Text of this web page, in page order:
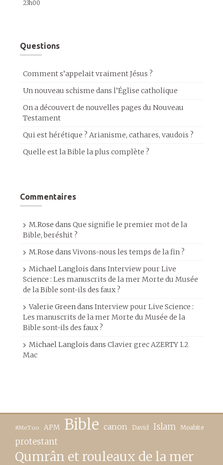
23h00
Questions
Comment s’appelait vraiment Jésus ?
Un nouveau schisme dans l’Église catholique
On a découvert de nouvelles pages du Nouveau
Testament
Qui est hérétique ? Arianisme, cathares, vaudois ?
Quelle est la Bible la plus complète ?
Commentaires
M.Rose dans Que signifie le premier mot de la
Bible, beréshit ?
M.Rose dansVivons-nous les temps de la fin ?
Michael Langlois dans Interview pour Live
Science : Les manuscrits de la mer Morte du Musée
de la Bible sont-ils des faux ?
Valerie Greendans Interview pour Live Science :
Les manuscrits de la mer Morte du Musée de la
Bible sont-ils des faux ?
Michael Langlois dans Clavier grec AZERTY 1.2
Mac
#MeToo APM Bible canon David Islam Moabite
protestant
Qumrân et rouleaux de la mer